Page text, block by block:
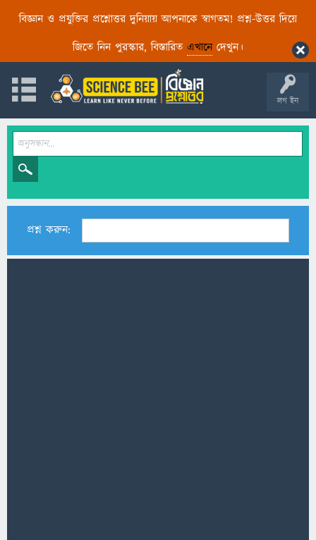
বিজ্ঞান ও প্রযুক্তির প্রশ্নোত্তর দুনিয়ায় আপনাকে স্বাগতম! প্রশ্ন-উত্তর দিয়ে
জিতে নিন পুরস্কার, বিস্তারিত এখানেদেখুন।
লগ ইন
প্রশ্ন করুন: